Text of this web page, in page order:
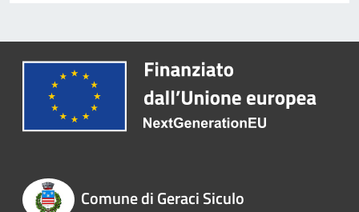
Comune di Geraci Siculo